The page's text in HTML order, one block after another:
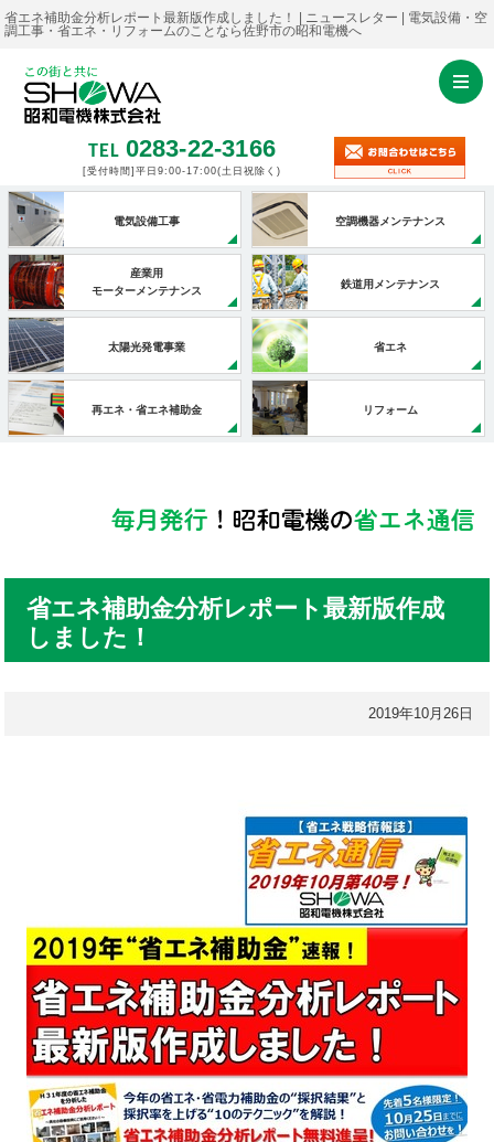
省エネ補助金分析レポート最新版作成しました！ | ニュースレター | 電気設備・空
調工事・省エネ・リフォームのことなら佐野市の昭和電機へ
TEL 0283-22-3166
[受付時間]平日9:00-17:00(土日祝除く)
電気設備工事 空調機器メンテナンス
産業用
モーターメンテナンス
鉄道用メンテナンス
太陽光発電事業 省エネ
再エネ・省エネ補助金 リフォーム
省エネ補助金分析レポート最新版作成
しました！
2019年10月26日